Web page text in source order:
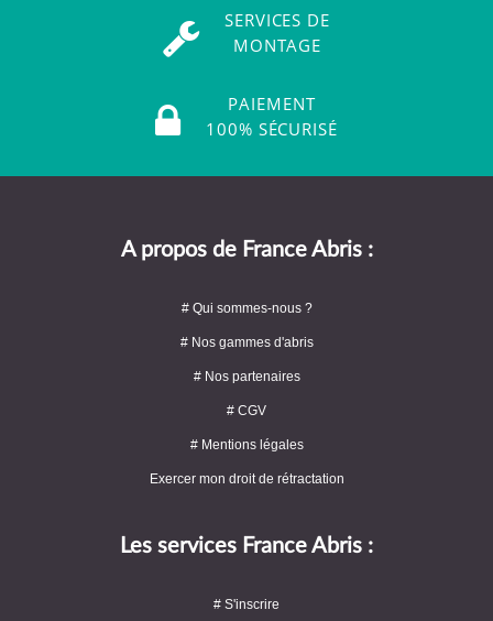
SERVICES DE
MONTAGE
PAIEMENT
100% SÉCURISÉ
A propos de France Abris :
# Qui sommes-nous ?
# Nos gammes d'abris
# Nos partenaires
# CGV
# Mentions légales
Exercer mon droit de rétractation
Les services France Abris :
# S'inscrire